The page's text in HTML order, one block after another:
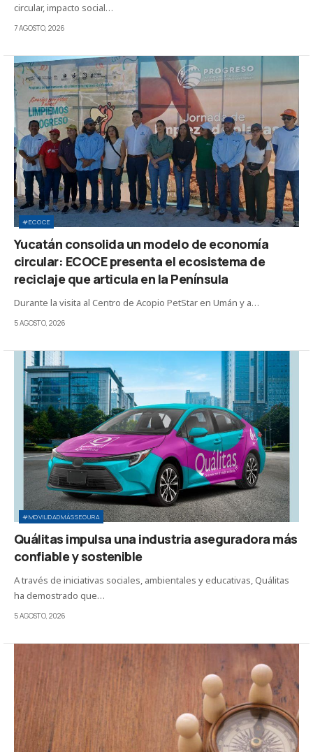
circular, impacto social…
7 AGOSTO, 2026
#ECOCE
Yucatán consolida un modelo de economía
circular: ECOCE presenta el ecosistema de
reciclaje que articula en la Península
Durante la visita al Centro de Acopio PetStar en Umán y a…
5 AGOSTO, 2026
#MOVILIDADMÁSSEGURA
Quálitas impulsa una industria aseguradora más
confiable y sostenible
A través de iniciativas sociales, ambientales y educativas, Quálitas
ha demostrado que…
5 AGOSTO, 2026